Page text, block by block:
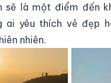
sẽ là một điểm đến
ai yêu thích vẻ đẹp
nhiên.